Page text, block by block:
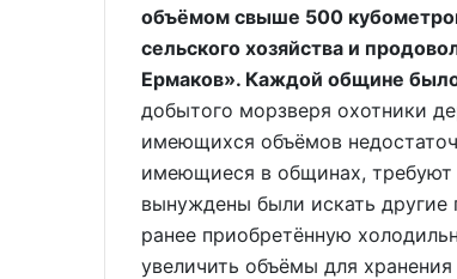
объёмом свыше 500
сельского хозяйства и
Ермаков». Каждой общине
добытого морзверя охотники
имеющихся объёмов
имеющиеся в общинах, требуют
вынуждены были искать другие
ранее приобретённую
увеличить объёмы для